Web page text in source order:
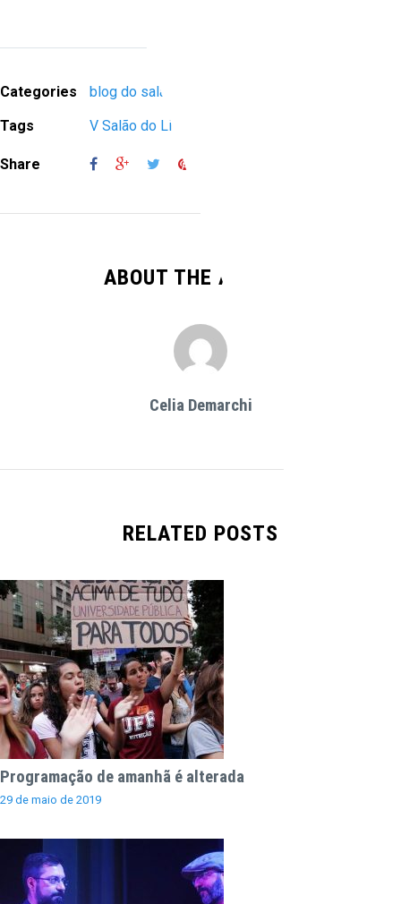
Categories
blog do salao
Tags
V Salão do Livro Político
Share
ABOUT THE AUTHOR
Celia Demarchi
RELATED POSTS
Programação de amanhã é alterada
29 de maio de 2019